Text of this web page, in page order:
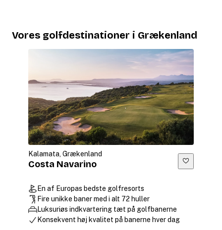
Vores golfdestinationer i Grækenland
Kalamata, Grækenland
Costa Navarino
En af Europas bedste golfresorts
Fire unikke baner med i alt 72 huller
Luksuriøs indkvartering tæt på golfbanerne
Konsekvent høj kvalitet på banerne hver dag